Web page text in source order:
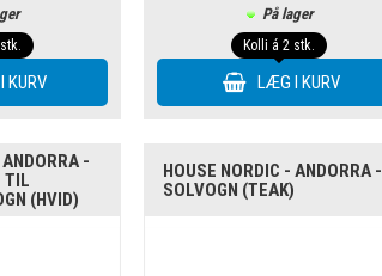
På lager
Kolli á 2 stk.
-
TIL
(HVID)
HOUSE NORDIC - ANDORRA -
SOLVOGN (TEAK)